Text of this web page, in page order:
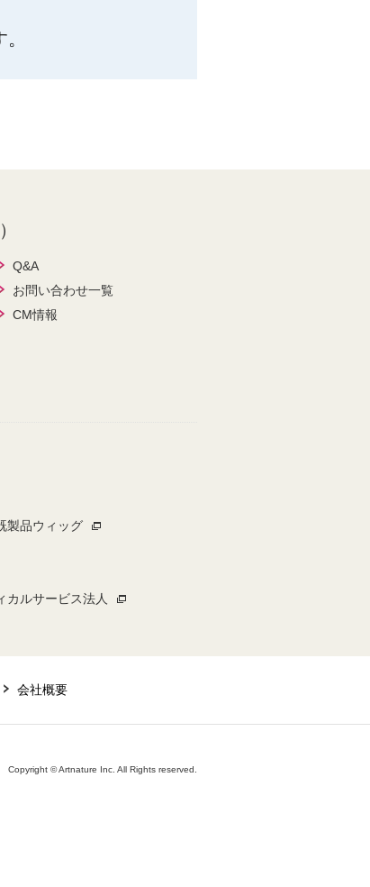
Q&A
お問い合わせ一覧
CM情報
製品ウィッグ
カルサービス法人
会社概要
Copyright © Artnature Inc. All Rights reserved.